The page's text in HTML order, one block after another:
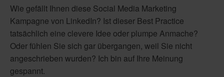
Wie gefällt Ihnen diese Social Media Marketing
Kampagne von LinkedIn? Ist dieser Best Practice
tatsächlich eine clevere Idee oder plumpe Anmache?
Oder fühlen Sie sich gar übergangen, weil Sie nicht
angeschrieben wurden? Ich bin auf Ihre Meinung
gespannt.